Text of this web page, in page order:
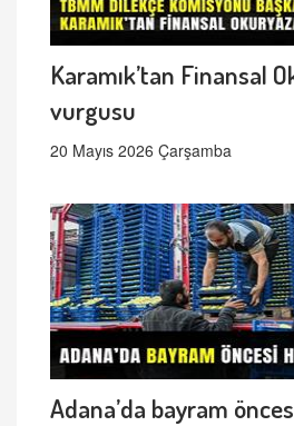
Karamık’tan Finansal
vurgusu
20 Mayıs 2026 Çarşamba
Adana’da bayram